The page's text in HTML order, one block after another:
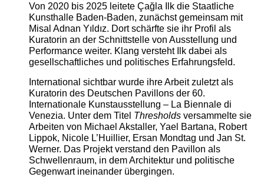
Von 2020 bis 2025 leitete Çağla Ilk die Staatliche
Kunsthalle Baden-Baden, zunächst gemeinsam mit
Misal Adnan Yıldız. Dort schärfte sie ihr Profil als
Kuratorin an der Schnittstelle von Ausstellung und
Performance weiter. Klang versteht Ilk dabei als
gesellschaftliches und politisches Erfahrungsfeld.
International sichtbar wurde ihre Arbeit zuletzt als
Kuratorin des Deutschen Pavillons der 60.
Internationale Kunstausstellung – La Biennale di
Venezia. Unter dem Titel Thresholdsversammelte sie
Arbeiten von Michael Akstaller, Yael Bartana, Robert
Lippok, Nicole L’Huillier, Ersan Mondtag und Jan St.
Werner. Das Projekt verstand den Pavillon als
Schwellenraum, in dem Architektur und politische
Gegenwart ineinander übergingen.